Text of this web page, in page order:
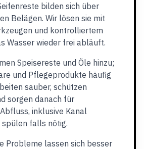
bilden sich über
Belägen. Wir lösen sie mit
und kontrolliertem
Wasser wieder frei abläuft.
Speisereste und Öle hinzu;
und Pflegeprodukte häufig
sauber, schützen
sorgen danach für
inklusive Kanal
spülen falls nötig.
Probleme lassen sich besser